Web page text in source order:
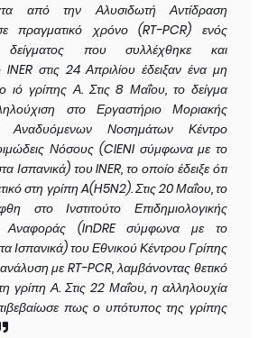
από την Αλυσιδωτή Αντίδραση
πραγματικό χρόνο (RT-PCR) ενός
δείγματος που συλλέχθηκε και
INER στις 24 Απριλίου έδειξαν ένα μη
ιό γρίπης Α. Στις 8 Μαΐου, το δείγμα
στο Εργαστήριο Μοριακής
Αναδυόμενων Νοσημάτων Κέντρο
Νόσους (CIENI σύμφωνα με το
Ισπανικά) του INER, το οποίο έδειξε ότι
στη γρίπη A(H5N2). Στις 20 Μαΐου, το
στο Ινστιτούτο Επιδημιολογικής
Αναφοράς (InDRE σύμφωνα με το
Ισπανικά) του Εθνικού Κέντρου Γρίπης
με RT-PCR, λαμβάνοντας θετικό
γρίπη Α. Στις 22 Μαΐου, η αλληλουχία
πως ο υπότυπος της γρίπης